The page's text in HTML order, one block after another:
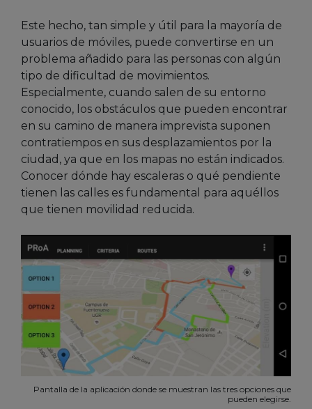
Este hecho, tan simple y útil para la mayoría de
usuarios de móviles, puede convertirse en un
problema añadido para las personas con algún
tipo de dificultad de movimientos.
Especialmente, cuando salen de su entorno
conocido, los obstáculos que pueden encontrar
en su camino de manera imprevista suponen
contratiempos en sus desplazamientos por la
ciudad, ya que en los mapas no están indicados.
Conocer dónde hay escaleras o qué pendiente
tienen las calles es fundamental para aquéllos
que tienen movilidad reducida.
Pantalla de la aplicación donde se muestran las tres opciones que
pueden elegirse.